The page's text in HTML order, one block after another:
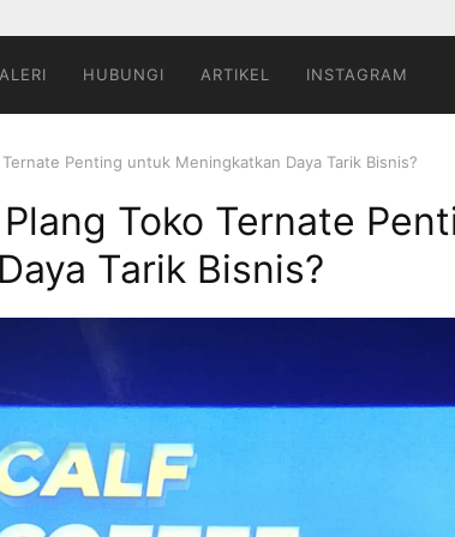
HUBUNGI ARTIKEL INSTAGRAM
Penting untuk Meningkatkan Daya Tarik Bisnis?
Toko Ternate
Tarik Bisnis?